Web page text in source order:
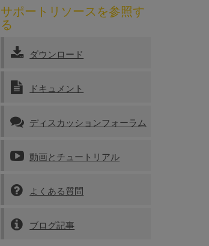
サポートリソースを参照す
る
ダウンロード
ドキュメント
ディスカッションフォーラム
動画とチュートリアル
よくある質問
ブログ記事